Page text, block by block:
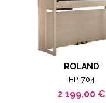
ROLAND
HP-704
2 199,00 €